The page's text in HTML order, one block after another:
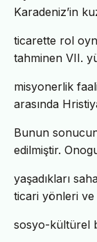
Karadeniz’in
ticarette rol
tahminen VII.
misyonerlik
arasında
Bunun
edilmiştir.
yaşadıkları
ticari yönleri
sosyo-kültürel